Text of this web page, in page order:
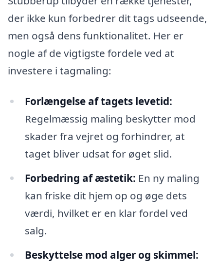
der ikke kun forbedrer dit tags udseende,
men også dens funktionalitet. Her er
nogle af de vigtigste fordele ved at
investere i tagmaling:
Forlængelse af tagets levetid:
Regelmæssig maling beskytter mod
skader fra vejret og forhindrer, at
taget bliver udsat for øget slid.
Forbedring af æstetik: En ny maling
kan friske dit hjem op og øge dets
værdi, hvilket er en klar fordel ved
salg.
Beskyttelse mod alger og skimmel: